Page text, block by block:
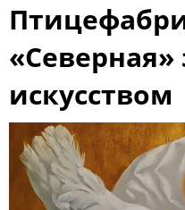
Skip
content
«Северная»
искусством